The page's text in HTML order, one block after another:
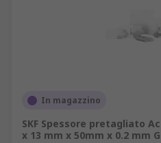
In magazzino
SKF Spessore pretagliato
x 13 mm x 50mm x 0.2 mm